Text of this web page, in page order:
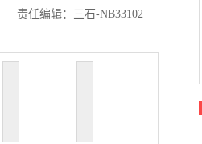
责任编辑：三石-NB33102